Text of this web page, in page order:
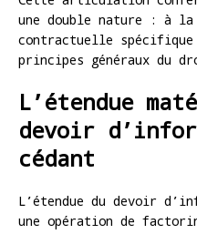
une double nature : à
contractuelle
principes généraux du
L’étendue
devoir
cédant
L’étendue du devoir
une opération de